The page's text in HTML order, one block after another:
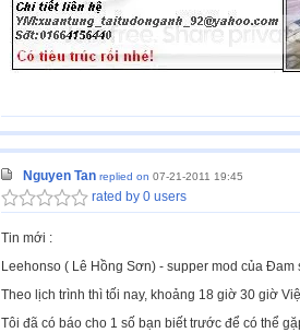
Nguyen Tan replied on 07-21-2011 19:45
rated by 0 users
Tin mới :
Leehonso ( Lê Hồng Sơn) - supper mod của
Theo lịch trình thì tối nay, khoảng 18 giờ 30 giờ
Tôi đã có báo cho 1 số bạn biết trước để có thể